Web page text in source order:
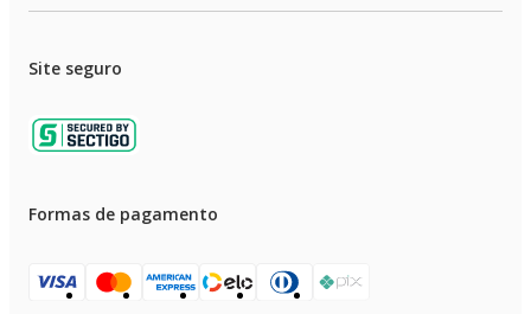
totalmente a necessidade de higienização manual
Site seguro
Formas de pagamento